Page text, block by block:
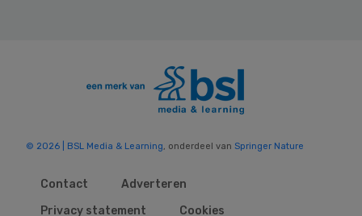
© 2026 | BSL Media & Learning, onderdeel van Springer Nature
Contact
Adverteren
Privacy statement
Cookies